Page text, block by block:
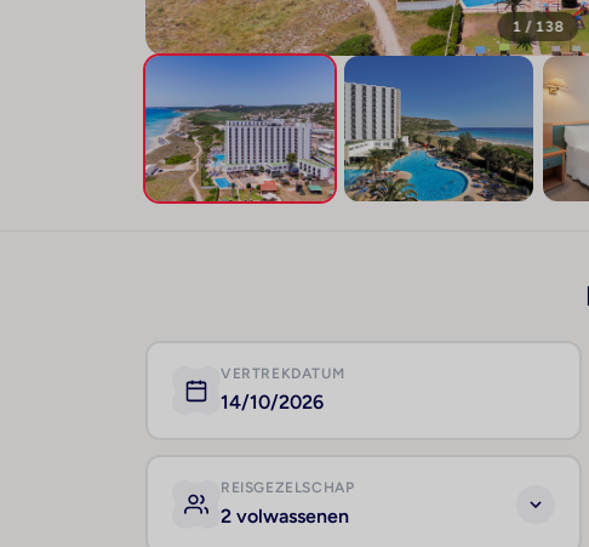
1 / 138
VERTREKDATUM
14/10/2026
REISGEZELSCHAP
2 volwassenen